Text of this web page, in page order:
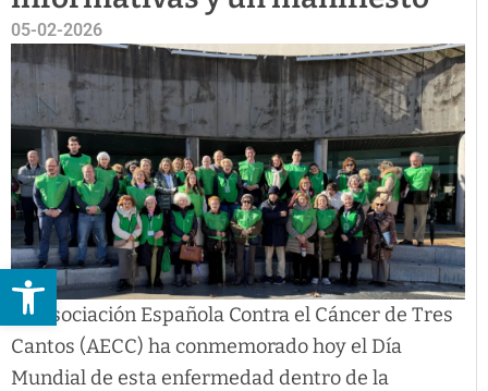
Abrir barra de herramientas
05-02-2026
La Asociación Española Contra el Cáncer de Tres
Cantos (AECC) ha conmemorado hoy el Día
Mundial de esta enfermedad dentro de la